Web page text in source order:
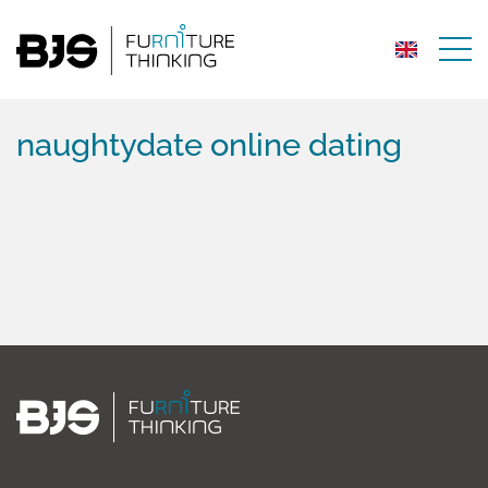
naughtydate online dating